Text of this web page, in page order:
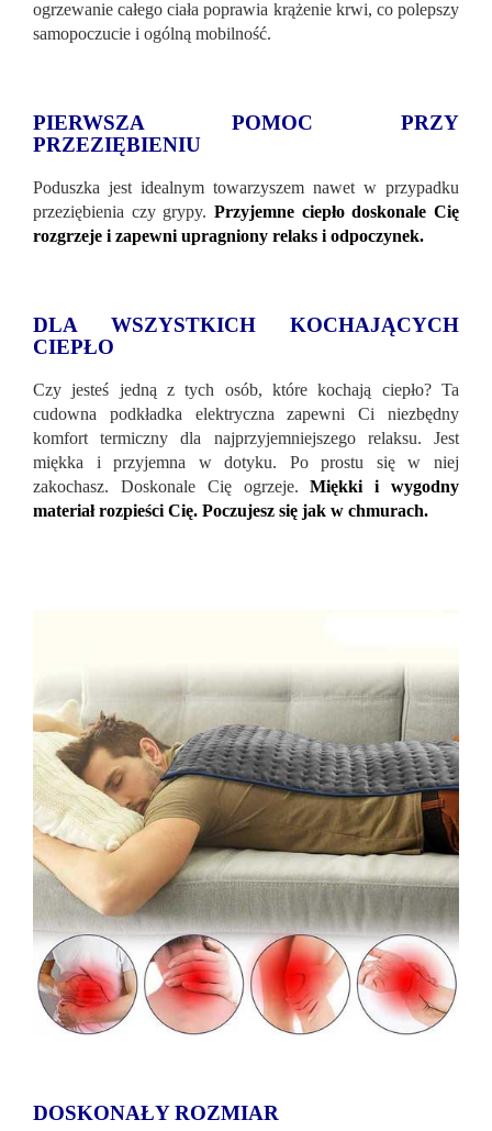
ogrzewanie całego ciała poprawia krążenie krwi, co polepszy
samopoczucie i ogólną mobilność.
PIERWSZA POMOC PRZY
PRZEZIĘBIENIU
Poduszka jest idealnym towarzyszem nawet w przypadku
przeziębienia czy grypy. Przyjemne ciepło doskonale Cię
rozgrzeje i zapewni upragniony relaks i odpoczynek.
DLA WSZYSTKICH KOCHAJĄCYCH
CIEPŁO
Czy jesteś jedną z tych osób, które kochają ciepło? Ta
cudowna podkładka elektryczna zapewni Ci niezbędny
komfort termiczny dla najprzyjemniejszego relaksu. Jest
miękka i przyjemna w dotyku. Po prostu się w niej
zakochasz. Doskonale Cię ogrzeje.Miękki i wygodny
materiał rozpieści Cię. Poczujesz się jak w chmurach.
DOSKONAŁY ROZMIAR